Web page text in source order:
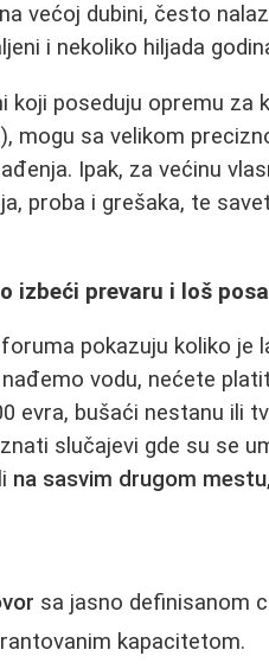
većoj dubini, često
i nekoliko hiljada
koji poseduju opremu za
mogu sa velikom
Ipak, za većinu
proba i grešaka, te
izbeći prevaru i loš
pokazuju koliko je
vodu, nećete
evra, bušaći nestanu ili
slučajevi gde su se
na sasvim drugom mestu
sa jasno definisanom
kapacitetom.